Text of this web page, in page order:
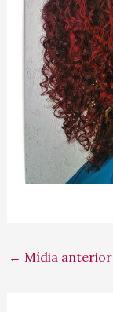
← Mídia anterior